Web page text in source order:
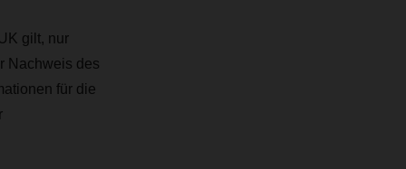
gilt, nur
Nachweis des
für die